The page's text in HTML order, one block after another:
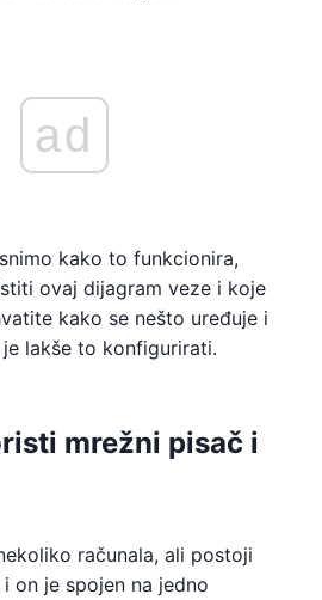
ad
kako to funkcionira,
ovaj dijagram veze i koje
kako se nešto uređuje i
lakše to konfigurirati.
mrežni pisač i
računala, ali postoji
on je spojen na jedno